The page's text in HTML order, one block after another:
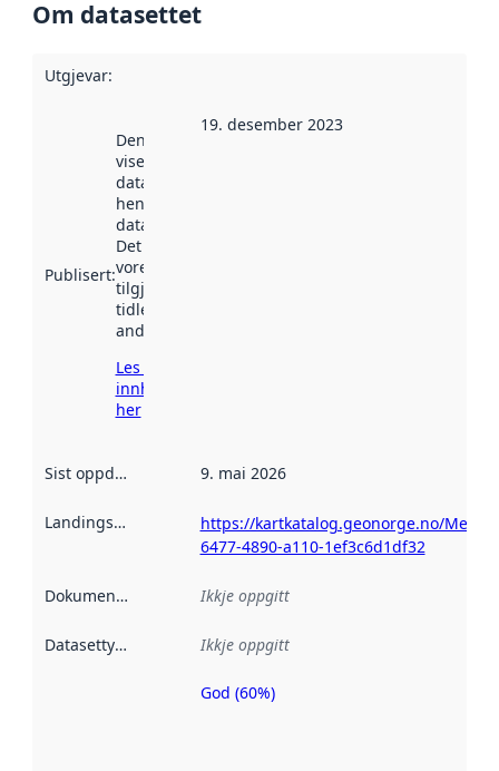
Om datasettet
Utgjevar:
Publisert:
Denne datoen
viser når
datasettet vart
henta inn av
data.norge.no.
Det kan ha
vore
tilgjengeleg
tidlegare
andre stader.
Les meir om
innhenting
her
19. desember 2023
Sist oppdatert 9. mai 2026
Landingsside
https://kartkatalog.geonorge.no/
6477-4890-a110-1ef3c6d1df32
Dokumentasjon Ikkje oppgitt
Datasettype Ikkje oppgitt
Metadatakvalitet
God (60%)